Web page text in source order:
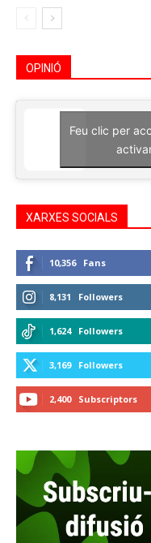
OPINIÓ
Feu clic per
XARXES SOCIALS
10,356 Fans
8,131 Followers
1,624 Followers
3,169 Followers
2,400 Subscriptors